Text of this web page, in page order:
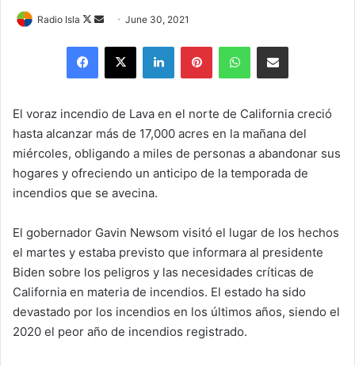
Radio Isla
Follow
Send
email
June 30, 2021
Facebook
X LinkedInPinterestWhatsAppShare via Email
El voraz incendio de Lava en el norte de California creció
hasta alcanzar más de 17,000 acres en la mañana del
miércoles, obligando a miles de personas a abandonar sus
hogares y ofreciendo un anticipo de la temporada de
incendios que se avecina.
El gobernador Gavin Newsom visitó el lugar de los hechos
el martes y estaba previsto que informara al presidente
Biden sobre los peligros y las necesidades críticas de
California en materia de incendios. El estado ha sido
devastado por los incendios en los últimos años, siendo el
2020 el peor año de incendios registrado.